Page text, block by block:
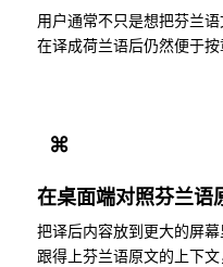
用户通常不只是想把芬兰
在译成荷兰语后仍然便于按
⌘
在桌面端对照芬兰语
把译后内容放到更大的屏
跟得上芬兰语原文的上下